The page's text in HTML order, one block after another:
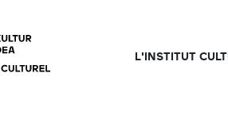
L'INSTITUT